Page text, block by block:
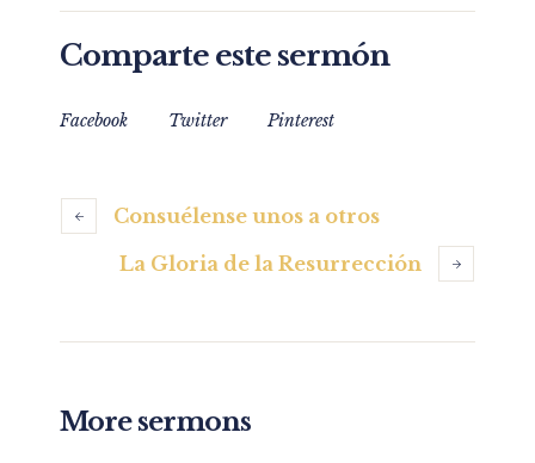
Comparte este sermón
Facebook Twitter Pinterest
Consuélense unos a otros
La Gloria de la Resurrección
More sermons